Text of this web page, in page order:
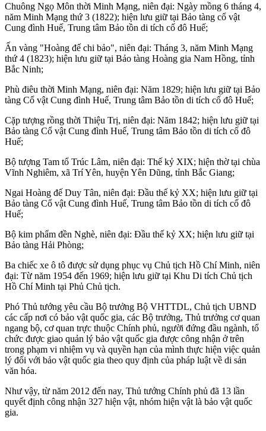
Chuông Ngọ Môn thời Minh Mạng, niên đại: Ngày mồng 6 tháng 4,
năm Minh Mạng thứ 3 (1822); hiện lưu giữ tại Bảo tàng cổ vật
Cung đình Huế, Trung tâm Bảo tồn di tích cố đô Huế;
Ấn vàng "Hoàng đế chi bảo", niên đại: Tháng 3, năm Minh Mạng
thứ 4 (1823); hiện lưu giữ tại Bảo tàng Hoàng gia Nam Hồng, tỉnh
Bắc Ninh;
Phù điêu thời Minh Mạng, niên đại: Năm 1829; hiện lưu giữ tại Bảo
tàng Cổ vật Cung đình Huế, Trung tâm Bảo tồn di tích cố đô Huế;
Cặp tượng rồng thời Thiệu Trị, niên đại: Năm 1842; hiện lưu giữ tại
Bảo tàng Cổ vật Cung đình Huế, Trung tâm Bảo tồn di tích cố đô
Huế;
Bộ tượng Tam tổ Trúc Lâm, niên đại: Thế kỷ XIX; hiện thờ tại chùa
Vĩnh Nghiêm, xã Trí Yên, huyện Yên Dũng, tỉnh Bắc Giang;
Ngai Hoàng đế Duy Tân, niên đại: Đầu thế kỷ XX; hiện lưu giữ tại
Bảo tàng Cổ vật Cung đình Huế, Trung tâm Bảo tồn di tích cố đô
Huế;
Bộ kim phẩm đền Nghè, niên đại: Đầu thế kỷ XX; hiện lưu giữ tại
Bảo tàng Hải Phòng;
Ba chiếc xe ô tô được sử dụng phục vụ Chủ tịch Hồ Chí Minh, niên
đại: Từ năm 1954 đến 1969; hiện lưu giữ tại Khu Di tích Chủ tịch
Hồ Chí Minh tại Phủ Chủ tịch.
Phó Thủ tướng yêu cầu Bộ trưởng Bộ VHTTDL, Chủ tịch UBND
các cấp nơi có bảo vật quốc gia, các Bộ trưởng, Thủ trưởng cơ quan
ngang bộ, cơ quan trực thuộc Chính phủ, người đứng đầu ngành, tổ
chức được giao quản lý bảo vật quốc gia được công nhận ở trên
trong phạm vi nhiệm vụ và quyền hạn của mình thực hiện việc quản
lý đối với bảo vật quốc gia theo quy định của pháp luật về di sản
văn hóa.
Như vậy, từ năm 2012 đến nay, Thủ tướng Chính phủ đã 13 lần
quyết định công nhận 327 hiện vật, nhóm hiện vật là bảo vật quốc
gia.